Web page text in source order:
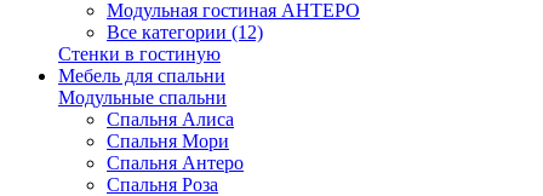
Модульная гостиная АНТЕРО
Все категории (12)
Стенки в гостиную
Мебель для спальни
Модульные спальни
Спальня Алиса
Спальня Мори
Спальня Антеро
Спальня Роза